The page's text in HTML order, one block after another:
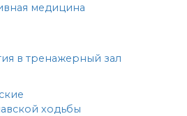
медицина
в тренажерный зал
ходьбы